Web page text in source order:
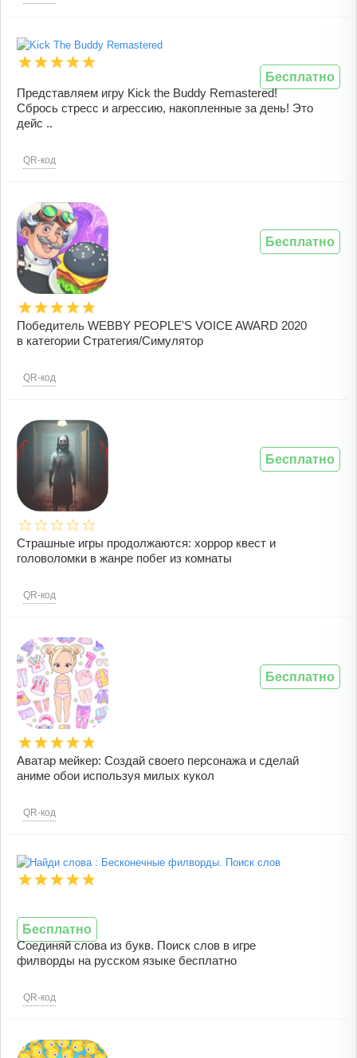
Представляем игру Kick the Buddy Remastered!
Сбрось стресс и агрессию, накопленные за день! Это
дейс ..
QR-код
Бесплатно
Победитель WEBBY PEOPLE'S VOICE AWARD 2020
в категории Стратегия/Симулятор
QR-код
Бесплатно
Страшные игры продолжаются: хоррор квест и
головоломки в жанре побег из комнаты
QR-код
Бесплатно
Аватар мейкер: Создай своего персонажа и сделай
аниме обои используя милых кукол
QR-код
Бесплатно
Соединяй слова из букв. Поиск слов в игре
филворды на русском языке бесплатно
QR-код
Бесплатно